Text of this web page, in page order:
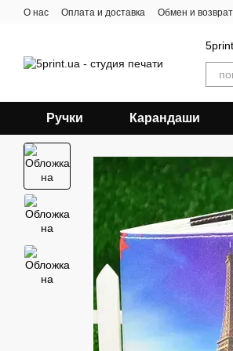
Перейти к основному контенту
О нас Оплата и доставка Обмен и возврат
Ручки Карандаши